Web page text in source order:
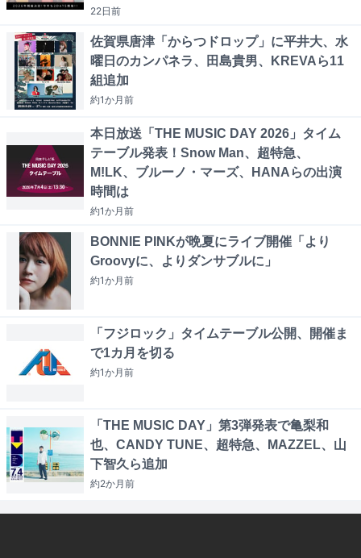
22日前
佐賀県唐津「からつドロップ」に平井大、水
曜日のカンパネラ、田島貴男、KREVAら11
組追加
約1か月前
本日放送「THE MUSIC DAY 2026」タイム
テーブル発表！Snow Man、超特急、
M!LK、ブルーノ・マーズ、HANAらの出演
時間は
約1か月前
BONNIE PINKが晩夏にライブ開催「より
Groovyに、よりダンサブルに」
約1か月前
「フジロック」タイムテーブル公開、開催ま
で1カ月を切る
約1か月前
「THE MUSIC DAY」第3弾発表で亀梨和
也、CANDY TUNE、超特急、MAZZEL、山
下智久ら追加
約2か月前